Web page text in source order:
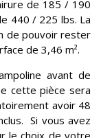
de 185 / 190
440 / 225 lbs. La
de pouvoir rester
de 3,46 m².
avant de
cette pièce sera
avoir 48
Si vous avez